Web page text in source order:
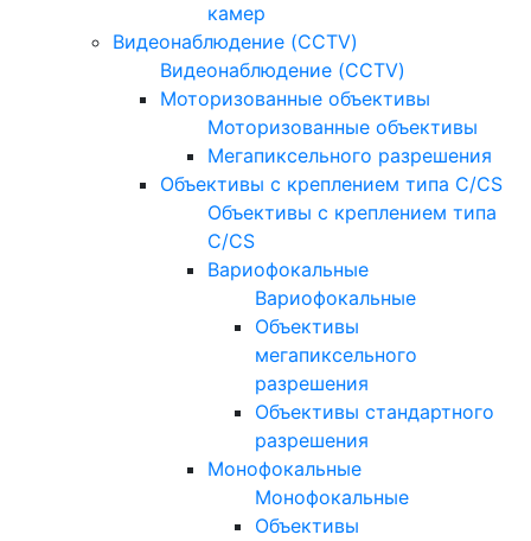
камер
Видеонаблюдение (CCTV)
Видеонаблюдение (CCTV)
Моторизованные объективы
Моторизованные объективы
Мегапиксельного разрешения
Объективы с креплением типа C/CS
Объективы с креплением типа
C/CS
Вариофокальные
Вариофокальные
Объективы
мегапиксельного
разрешения
Объективы стандартного
разрешения
Монофокальные
Монофокальные
Объективы